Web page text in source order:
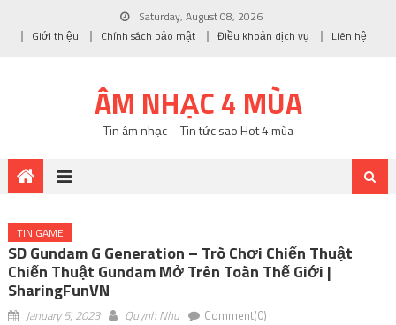
Saturday, August 08, 2026
Giới thiệu
Chính sách bảo mật Điều khoản dịch vụ Liên hệ
ÂM NHẠC 4 MÙA
Tin âm nhạc – Tin tức sao Hot 4 mùa
TIN GAME
SD Gundam G Generation – Trò Chơi Chiến Thuật
Chiến Thuật Gundam Mở Trên Toàn Thế Giới |
SharingFunVN
January 5, 2023 Quynh Nhu Comment(0)